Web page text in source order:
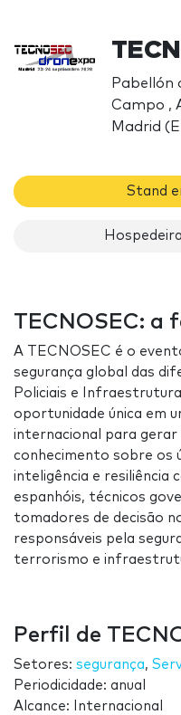
Pabellón
Campo ,
Madrid
Stand
TECNOSEC: a
A TECNOSEC é o
segurança global das
Policiais e
oportunidade única em
internacional para
conhecimento sobre os
inteligência e resiliência
espanhóis, técnicos
tomadores de decisão
responsáveis pela
terrorismo e
Perfil de
Setores: segurança,
Periodicidade: anual
Alcance: Internacional